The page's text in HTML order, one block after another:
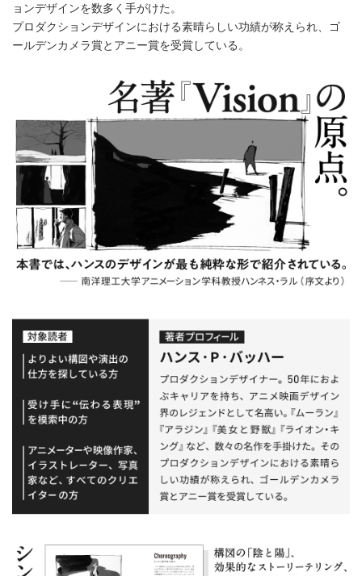
ョンデザインを数多く手がけた。
プロダクションデザインにおける素晴らしい功績が称えられ、ゴ
ールデンカメラ賞とアニー賞を受賞している。